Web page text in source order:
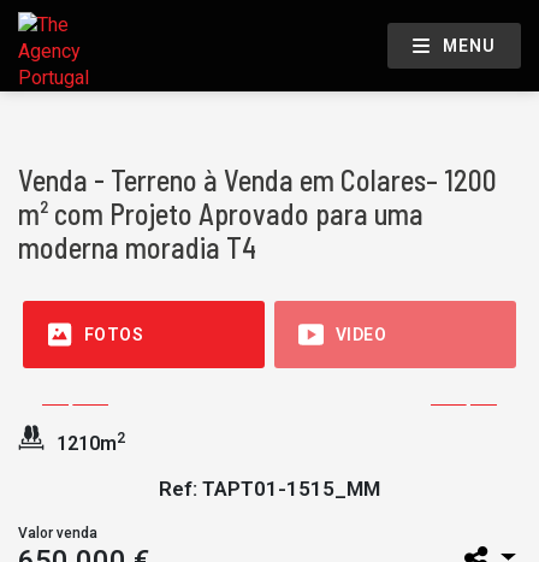
MENU
Venda - Terreno à Venda em Colares– 1200
m² com Projeto Aprovado para uma
moderna moradia T4
FOTOS VIDEO
1210m2
Ref: TAPT01-1515_MM
Valor venda